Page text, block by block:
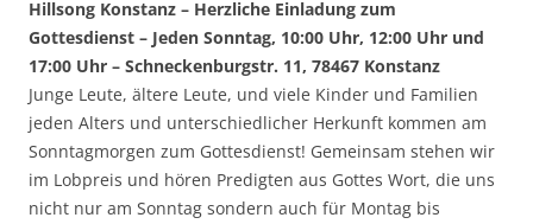
Hillsong Konstanz – Herzliche Einladung zum
Gottesdienst – Jeden Sonntag, 10:00 Uhr, 12:00 Uhr und
17:00 Uhr – Schneckenburgstr. 11, 78467 Konstanz
Junge Leute, ältere Leute, und viele Kinder und Familien
jeden Alters und unterschiedlicher Herkunft kommen am
Sonntagmorgen zum Gottesdienst! Gemeinsam stehen wir
im Lobpreis und hören Predigten aus Gottes Wort, die uns
nicht nur am Sonntag sondern auch für Montag bis